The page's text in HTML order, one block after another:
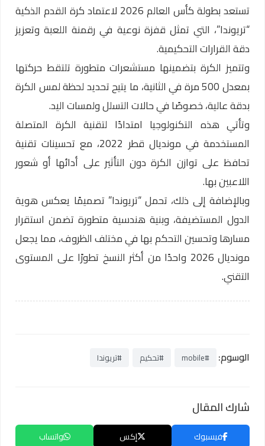
تستعد بطولة كأس العالم 2026 لاعتماد كرة القدم الذكية
“تريوندا”، التي تمثل قفزة نوعية في رقمنة اللعبة وتعزيز
دقة القرارات التحكيمية.
وتتميز الكرة بتضمينها مستشعرات متطورة تلتقط حركتها
بمعدل 500 مرة في الثانية، ما يتيح تحديد لحظة لمس الكرة
بدقة عالية، خصوصًا في حالات التسلل ولمسات اليد.
وتأتي هذه التكنولوجيا امتدادًا لتقنية الكرة المتصلة
المستخدمة في مونديال قطر 2022، مع تحسينات تقنية
تحافظ على توازن الكرة دون التأثير على أدائها أو شعور
اللاعبين بها.
وبالإضافة إلى ذلك، تحمل “تريوندا” تصميمًا يعكس هوية
الدول المستضيفة، وبنية هندسية متطورة تضمن استقرار
مسارها وتحسين التحكم بها في مختلف الظروف، مما يجعل
مونديال 2026 واحدًا من أكثر النسخ تطورًا على المستوى
التقني.
الوسوم: #mobile #تحكيم #تريوندا
شارك المقال
فيسبوك إكس واتساب